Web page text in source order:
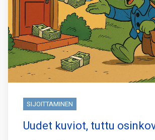
SIJOITTAMINEN
Uudet kuviot, tuttu